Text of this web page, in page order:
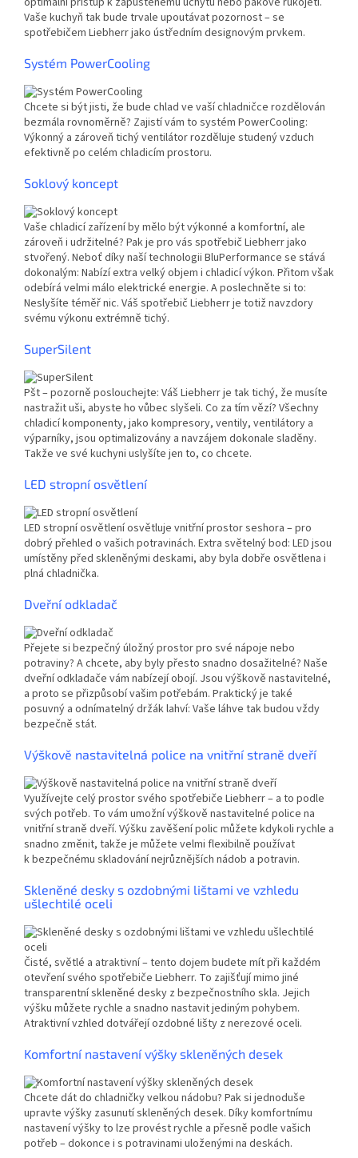
Vaše kuchyň tak bude trvale upoutávat pozornost – se
spotřebičem Liebherr jako ústředním designovým prvkem.
Systém PowerCooling
Chcete si být jisti, že bude chlad ve vaší chladničce rozdělován
bezmála rovnoměrně? Zajistí vám to systém PowerCooling:
Výkonný a zároveň tichý ventilátor rozděluje studený vzduch
efektivně po celém chladicím prostoru.
Soklový koncept
Vaše chladicí zařízení by mělo být výkonné a komfortní, ale
zároveň i udržitelné? Pak je pro vás spotřebič Liebherr jako
stvořený. Neboť díky naší technologii BluPerformance se stává
dokonalým: Nabízí extra velký objem i chladicí výkon. Přitom však
odebírá velmi málo elektrické energie. A poslechněte si to:
Neslyšíte téměř nic. Váš spotřebič Liebherr je totiž navzdory
svému výkonu extrémně tichý.
SuperSilent
Pšt – pozorně poslouchejte: Váš Liebherr je tak tichý, že musíte
nastražit uši, abyste ho vůbec slyšeli. Co za tím vězí? Všechny
chladicí komponenty, jako kompresory, ventily, ventilátory a
výparníky, jsou optimalizovány a navzájem dokonale sladěny.
Takže ve své kuchyni uslyšíte jen to, co chcete.
LED stropní osvětlení
LED stropní osvětlení osvětluje vnitřní prostor seshora – pro
dobrý přehled o vašich potravinách. Extra světelný bod: LED jsou
umístěny před skleněnými deskami, aby byla dobře osvětlena i
plná chladnička.
Dveřní odkladač
Přejete si bezpečný úložný prostor pro své nápoje nebo
potraviny? A chcete, aby byly přesto snadno dosažitelné? Naše
dveřní odkladače vám nabízejí obojí. Jsou výškově nastavitelné,
a proto se přizpůsobí vašim potřebám. Praktický je také
posuvný a odnímatelný držák lahví: Vaše láhve tak budou vždy
bezpečně stát.
Výškově nastavitelná police na vnitřní straně dveří
Využívejte celý prostor svého spotřebiče Liebherr – a to podle
svých potřeb. To vám umožní výškově nastavitelné police na
vnitřní straně dveří. Výšku zavěšení polic můžete kdykoli rychle a
snadno změnit, takže je můžete velmi flexibilně používat
k bezpečnému skladování nejrůznějších nádob a potravin.
Skleněné desky s ozdobnými lištami ve vzhledu
ušlechtilé oceli
Čisté, světlé a atraktivní – tento dojem budete mít při každém
otevření svého spotřebiče Liebherr. To zajišťují mimo jiné
transparentní skleněné desky z bezpečnostního skla. Jejich
výšku můžete rychle a snadno nastavit jediným pohybem.
Atraktivní vzhled dotvářejí ozdobné lišty z nerezové oceli.
Komfortní nastavení výšky skleněných desek
Chcete dát do chladničky velkou nádobu? Pak si jednoduše
upravte výšky zasunutí skleněných desek. Díky komfortnímu
nastavení výšky to lze provést rychle a přesně podle vašich
potřeb – dokonce i s potravinami uloženými na deskách.